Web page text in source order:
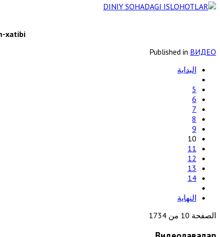
xatibi
Published in ВИДЕО
البداية
5
6
7
8
9
10
11
12
13
14
النهاية
الصفحة 10 من 1734